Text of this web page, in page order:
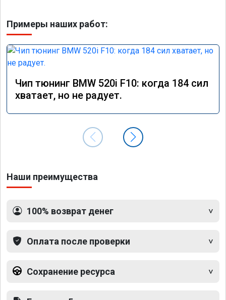
Примеры наших работ:
Чип тюнинг BMW 520i F10: когда 184 сил
хватает, но не радует.
Наши преимущества
100% возврат денег
Оплата после проверки
Сохранение ресурса